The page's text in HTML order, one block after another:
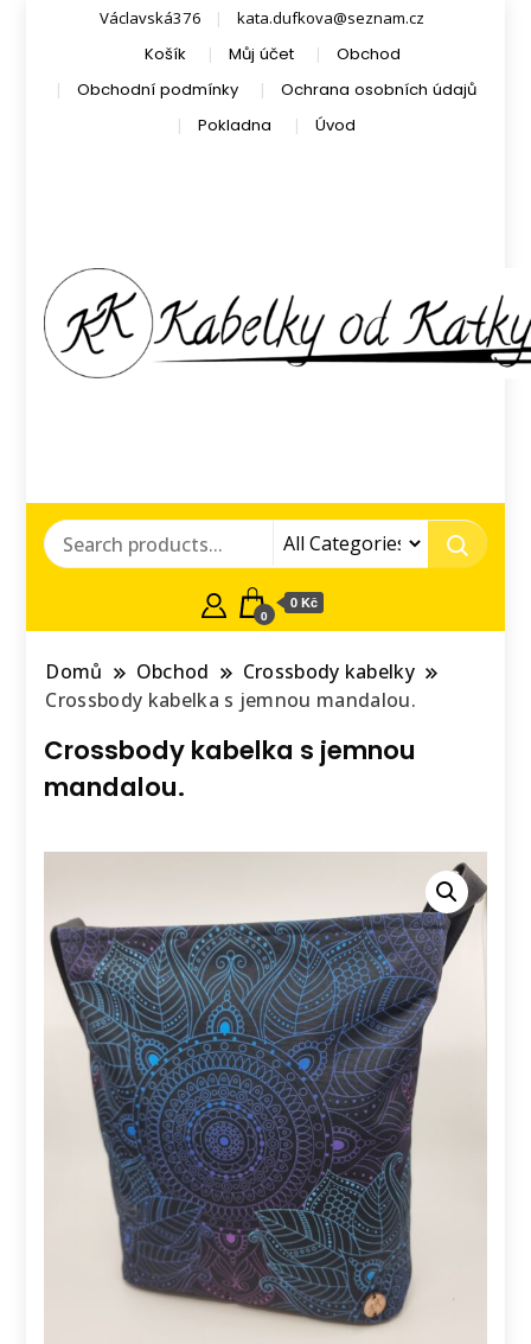
Václavská376 kata.dufkova@seznam.cz
Košík Můj účet
Obchod
Obchodní podmínky
Ochrana osobních údajů
Pokladna
Úvod
0
0 Kč
Domů Obchod
Crossbody kabelky
Crossbody kabelka s jemnou mandalou.
Crossbody kabelka s jemnou
mandalou.